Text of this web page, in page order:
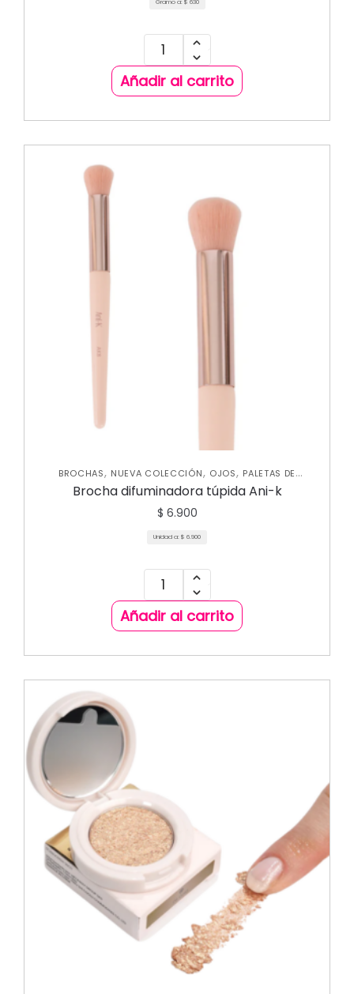
Gramo a: $ 630
Añadir al carrito
BROCHAS, NUEVA COLECCIÓN, OJOS, PALETAS DE
SOMBRAS
Brocha difuminadora túpida Ani-k
$ 6.900
Unidad a: $ 6.900
Añadir al carrito